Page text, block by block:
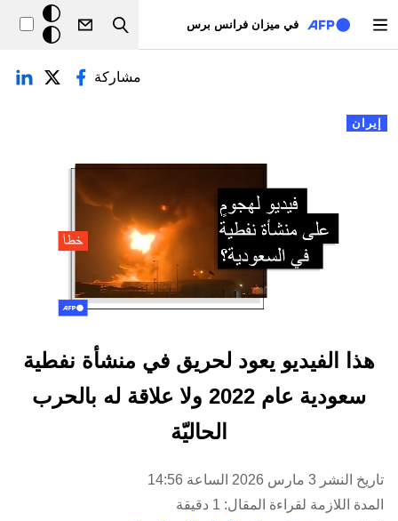
في ميزان فرانس برس
Search
خلفيّة
داكنة
التبويبات الأساسية
إيران
مشاركة
هذا الفيديو يعود لحريق في منشأة نفطية
سعودية عام 2022 ولا علاقة له بالحرب
الحاليّة
تاريخ النشر 3 مارس 2026 الساعة 14:56
المدة اللازمة لقراءة المقال: 1 دقيقة